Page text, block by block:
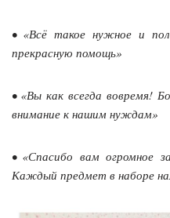
• «Всё такое нужное и
прекрасную помощь»
• «Вы как всегда вовремя!
внимание к нашим нуждам»
• «Спасибо вам огромное
Каждый предмет в наборе